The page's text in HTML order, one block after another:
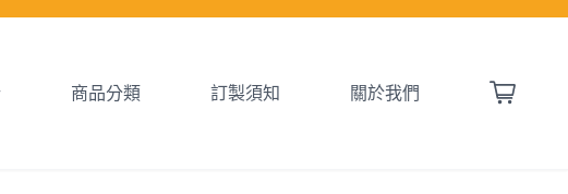
商品分類 訂製須知 關於我們